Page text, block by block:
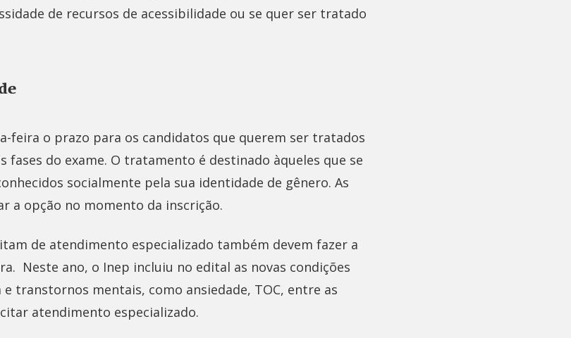
de recursos de acessibilidade ou se quer ser tratado
feira o prazo para os candidatos que querem ser tratados
fases do exame. O tratamento é destinado àqueles que se
socialmente pela sua identidade de gênero. As
a opção no momento da inscrição.
de atendimento especializado também devem fazer a
Neste ano, o Inep incluiu no edital as novas condições
transtornos mentais, como ansiedade, TOC, entre as
atendimento especializado.